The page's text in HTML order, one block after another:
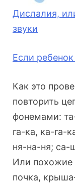
Дислалия,
звуки
Если
Как это
повторить
фонемами:
га-ка, ка-га-
ня-на-ня;
Или похожие
почка,